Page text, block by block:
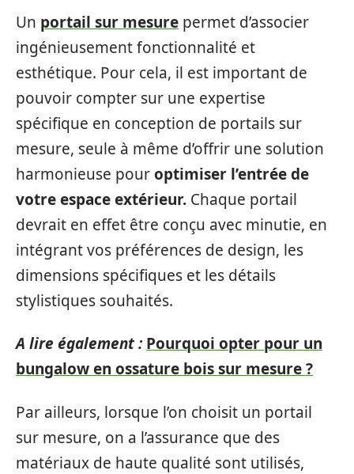
Un portail sur mesure permet d’associer
ingénieusement fonctionnalité et
esthétique. Pour cela, il est important de
pouvoir compter sur une expertise
spécifique en conception de portails sur
mesure, seule à même d’offrir une solution
harmonieuse pouroptimiser l’entrée de
votre espace extérieur. Chaque portail
devrait en effet être conçu avec minutie, en
intégrant vos préférences de design, les
dimensions spécifiques et les détails
stylistiques souhaités.
A lire également : Pourquoi opter pour un
bungalow en ossature bois sur mesure ?
Par ailleurs, lorsque l’on choisit un portail
sur mesure, on a l’assurance que des
matériaux de haute qualité sont utilisés,